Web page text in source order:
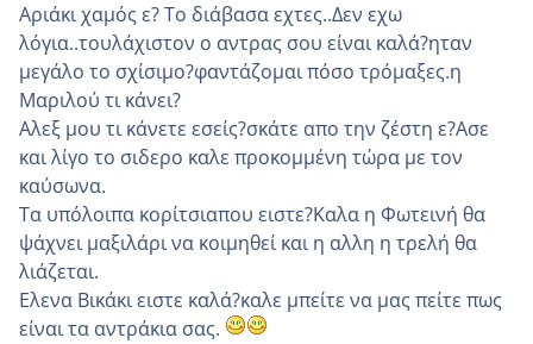
Αριάκι χαμός ε? Το διάβασα εχτες..Δεν εχω
λόγια..τουλάχιστον ο αντρας σου είναι καλά?ηταν
μεγάλο το σχίσιμο?φαντάζομαι πόσο τρόμαξες.η
Μαριλού τι κάνει?
Αλεξ μου τι κάνετε εσείς?σκάτε απο την ζέστη ε?Ασε
και λίγο το σιδερο καλε προκομμένη τώρα με τον
καύσωνα.
Τα υπόλοιπα κορίτσιαπου ειστε?Καλα η Φωτεινή θα
ψάχνει μαξιλάρι να κοιμηθεί και η αλλη η τρελή θα
λιάζεται.
Ελενα Βικάκι ειστε καλά?καλε μπείτε να μας πείτε πως
είναι τα αντράκια σας.